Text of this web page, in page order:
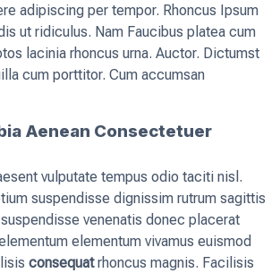
adipiscing per tempor. Rhoncus Ipsum
ut ridiculus. Nam Faucibus platea cum
lacinia rhoncus urna. Auctor. Dictumst
cum porttitor. Cum accumsan
Aenean Consectetuer
vulputate tempus odio taciti nisl.
suspendisse dignissim rutrum sagittis
venenatis donec placerat
elementum vivamus euismod
consequatrhoncus magnis. Facilisis